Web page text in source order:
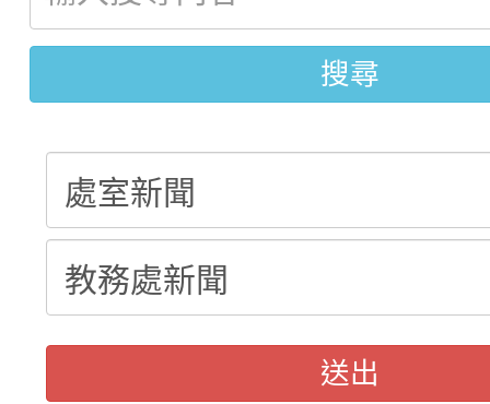
結果(第2招)
9月16日本府B2大禮堂
1次會員大會暨第7屆
函轉運動部全民運動署
推動社區運動俱樂部營
計畫」1 份，請踴躍報
權責核予出席人員公(
搜尋
送出